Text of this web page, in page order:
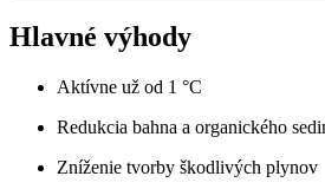
Hlavné výhody
Aktívne už od 1 °C
Redukcia bahna a organického
Zníženie tvorby škodlivých plynov